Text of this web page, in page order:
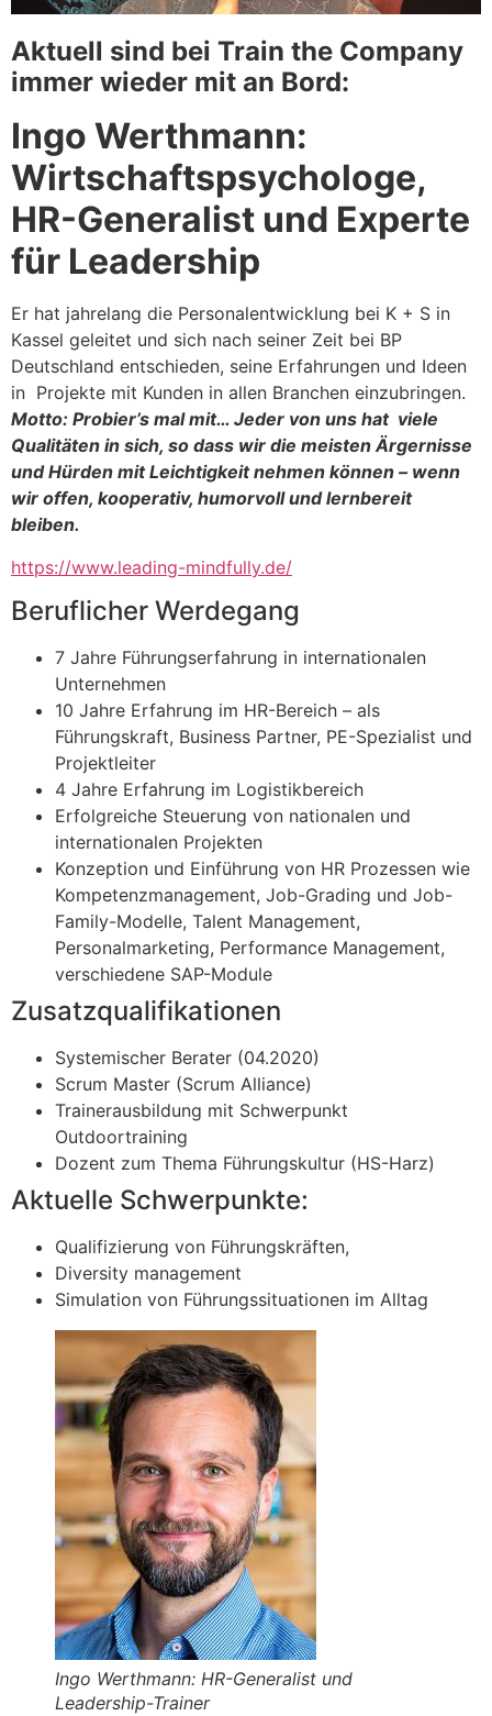
Aktuell sind bei Train the Company
immer wieder mit an Bord:
Ingo Werthmann:
Wirtschaftspsychologe,
HR-Generalist und Experte
für Leadership
Er hat jahrelang die Personalentwicklung bei K + S in
Kassel geleitet und sich nach seiner Zeit bei BP
Deutschland entschieden, seine Erfahrungen und Ideen
in Projekte mit Kunden in allen Branchen einzubringen.
Motto: Probier’s mal mit… Jeder von uns hat viele
Qualitäten in sich, so dass wir die meisten Ärgernisse
und Hürden mit Leichtigkeit nehmen können – wenn
wir offen, kooperativ, humorvoll und lernbereit
bleiben.
https://www.leading-mindfully.de/
Beruflicher Werdegang
7 Jahre Führungserfahrung in internationalen
Unternehmen
10 Jahre Erfahrung im HR-Bereich – als
Führungskraft, Business Partner, PE-Spezialist und
Projektleiter
4 Jahre Erfahrung im Logistikbereich
Erfolgreiche Steuerung von nationalen und
internationalen Projekten
Konzeption und Einführung von HR Prozessen wie
Kompetenzmanagement, Job-Grading und Job-
Family-Modelle, Talent Management,
Personalmarketing, Performance Management,
verschiedene SAP-Module
Zusatzqualifikationen
Systemischer Berater (04.2020)
Scrum Master (Scrum Alliance)
Trainerausbildung mit Schwerpunkt
Outdoortraining
Dozent zum Thema Führungskultur (HS-Harz)
Aktuelle Schwerpunkte:
Qualifizierung von Führungskräften,
Diversity management
Simulation von Führungssituationen im Alltag
Ingo Werthmann: HR-Generalist und
Leadership-Trainer